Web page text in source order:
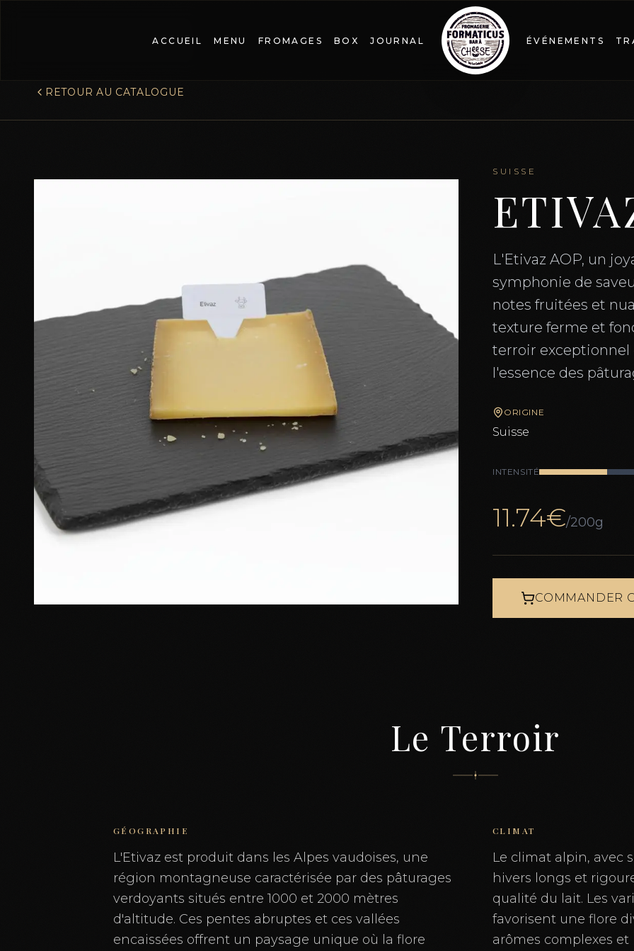
ACCUEIL MENU FROMAGES BOX JOURNAL ÉVÉNEMENTS
RETOUR AU CATALOGUE
SUISSE
L'Etivaz AOP, un
symphonie de
notes fruitées et
texture ferme et
terroir exceptionnel
l'essence des
ORIGINE
Suisse
INTENSITÉ
11.74€/200g
COMMANDER
Le Terroir
GÉOGRAPHIE
L'Etivaz est produit dans les Alpes vaudoises, une
région montagneuse caractérisée par des pâturages
verdoyants situés entre 1000 et 2000 mètres
d'altitude. Ces pentes abruptes et ces vallées
encaissées offrent un paysage unique où la flore
CLIMAT
Le climat alpin, avec
hivers longs et
qualité du lait. Les
favorisent une flore
arômes complexes